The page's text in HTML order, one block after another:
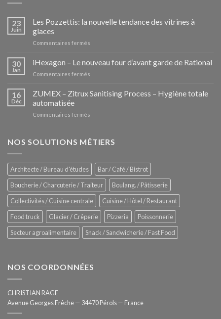
23
Juin
Les Pozzettis: la nouvelle tendance des vitrines à
glaces
Commentaires fermés
Pozzettis:
la
des
30
Jan
iHexagon – Le nouveau four d’avant garde de Rational
Commentaires fermés
–
Le
de
16
Déc
ZUMEX – Zitrux Sanitising Process – Hygiène totale
automatisée
Commentaires fermés
Zitrux
–
Hygiène
totale
automatisée
NOS SOLUTIONS MÉTIERS
Architecte / Bureau d'études
Bar / Café / Bistrot
Boucherie / Charcuterie / Traiteur
Boulang. / Pâtisserie
Collectivités / Cuisine centrale
Cuisine / Hôtel / Restaurant
Food truck
Glacier / Crêperie Pizzeria
Poissonnerie
Secteur agroalimentaire
Snack / Sandwicherie / Fast Food
NOS COORDONNÉES
CHRISTIAN RAGE
Avenue Georges Frêche — 34470 Pérols — France